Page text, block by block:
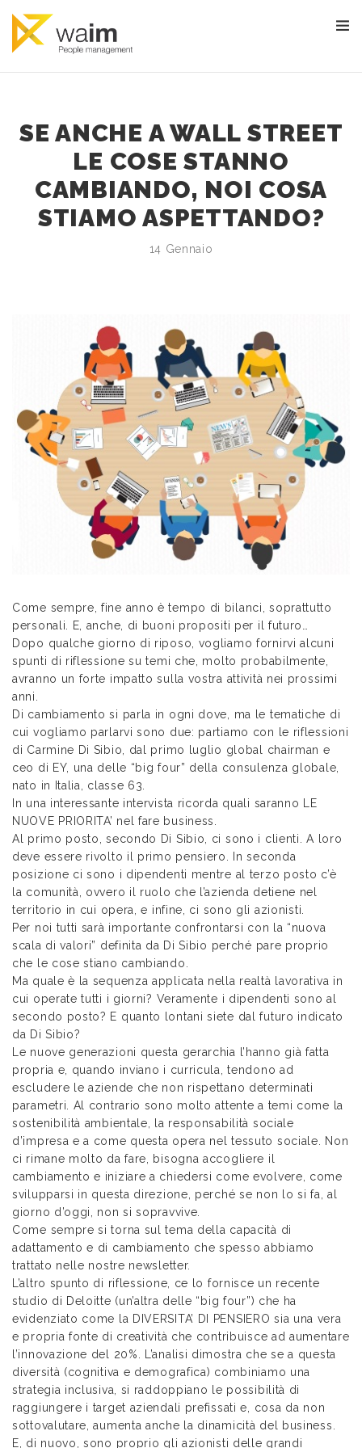
SE ANCHE A WALL STREET
LE COSE STANNO
CAMBIANDO, NOI COSA
STIAMO ASPETTANDO?
14 Gennaio
Come sempre, fine anno è tempo di bilanci, soprattutto
personali. E, anche, di buoni propositi per il futuro…
Dopo qualche giorno di riposo, vogliamo fornirvi alcuni
spunti di riflessione su temi che, molto probabilmente,
avranno un forte impatto sulla vostra attività nei prossimi
anni.
Di cambiamento si parla in ogni dove, ma le tematiche di
cui vogliamo parlarvi sono due: partiamo con le riflessioni
di Carmine Di Sibio, dal primo luglio global chairman e
ceo di EY, una delle “big four” della consulenza globale,
nato in Italia, classe 63.
In una interessante intervista ricorda quali saranno LE
NUOVE PRIORITA’ nel fare business.
Al primo posto, secondo Di Sibio, ci sono i clienti. A loro
deve essere rivolto il primo pensiero. In seconda
posizione ci sono i dipendenti mentre al terzo posto c’è
la comunità, ovvero il ruolo che l’azienda detiene nel
territorio in cui opera, e infine, ci sono gli azionisti.
Per noi tutti sarà importante confrontarsi con la “nuova
scala di valori” definita da Di Sibio perché pare proprio
che le cose stiano cambiando.
Ma quale è la sequenza applicata nella realtà lavorativa in
cui operate tutti i giorni? Veramente i dipendenti sono al
secondo posto? E quanto lontani siete dal futuro indicato
da Di Sibio?
Le nuove generazioni questa gerarchia l’hanno già fatta
propria e, quando inviano i curricula, tendono ad
escludere le aziende che non rispettano determinati
parametri. Al contrario sono molto attente a temi come la
sostenibilità ambientale, la responsabilità sociale
d’impresa e a come questa opera nel tessuto sociale. Non
ci rimane molto da fare, bisogna accogliere il
cambiamento e iniziare a chiedersi come evolvere, come
svilupparsi in questa direzione, perché se non lo si fa, al
giorno d’oggi, non si sopravvive.
Come sempre si torna sul tema della capacità di
adattamento e di cambiamento che spesso abbiamo
trattato nelle nostre newsletter.
L’altro spunto di riflessione, ce lo fornisce un recente
studio di Deloitte (un’altra delle “big four”) che ha
evidenziato come la DIVERSITA’ DI PENSIERO sia una vera
e propria fonte di creatività che contribuisce ad aumentare
l’innovazione del 20%. L’analisi dimostra che se a questa
diversità (cognitiva e demografica) combiniamo una
strategia inclusiva, si raddoppiano le possibilità di
raggiungere i target aziendali prefissati e, cosa da non
sottovalutare, aumenta anche la dinamicità del business.
E, di nuovo, sono proprio gli azionisti delle grandi